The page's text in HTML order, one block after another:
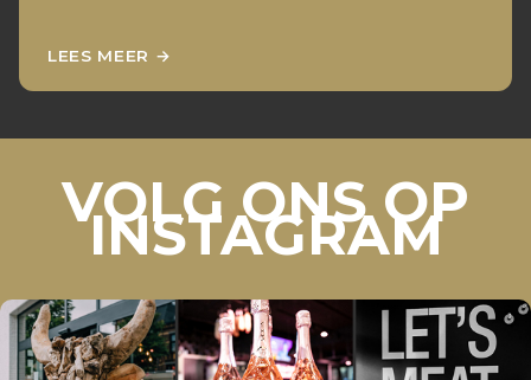
LEES MEER →
VOLG ONS OP
INSTAGRAM